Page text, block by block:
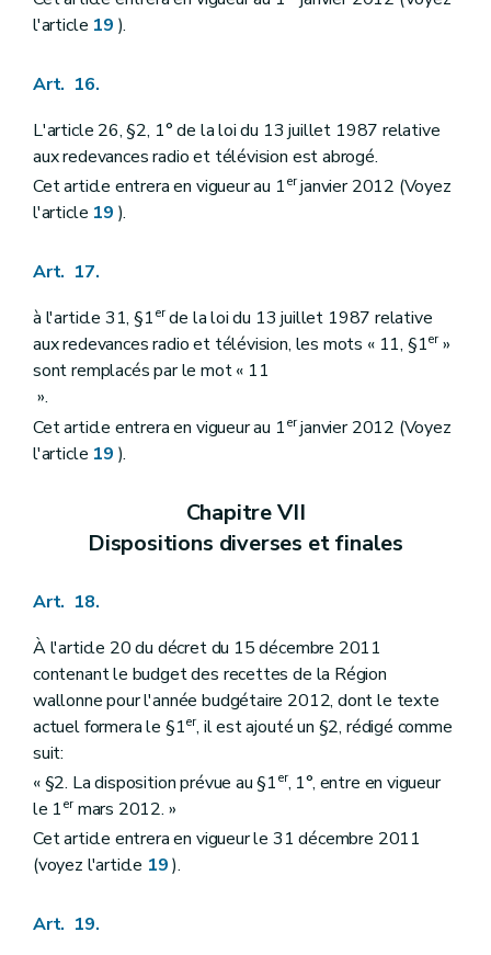
l'article 19 ).
Art. 16.
L'article 26, §2, 1° de la loi du 13 juillet 1987 relative
aux redevances radio et télévision est abrogé.
Cet article entrera en vigueur au 1erjanvier 2012 (Voyez
l'article 19 ).
Art. 17.
à l'article 31, §1erde la loi du 13 juillet 1987 relative
aux redevances radio et télévision, les mots « 11, §1er»
sont remplacés par le mot « 11
».
Cet article entrera en vigueur au 1erjanvier 2012 (Voyez
l'article 19 ).
Chapitre VII
Dispositions diverses et finales
Art. 18.
À l'article 20 du décret du 15 décembre 2011
contenant le budget des recettes de la Région
wallonne pour l'année budgétaire 2012, dont le texte
actuel formera le §1er, il est ajouté un §2, rédigé comme
suit:
« §2. La disposition prévue au §1er, 1°, entre en vigueur
le 1ermars 2012. »
Cet article entrera en vigueur le 31 décembre 2011
(voyez l'article 19).
Art. 19.